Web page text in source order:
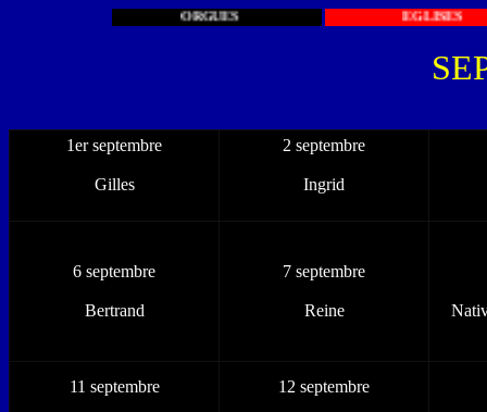
ORGUES
1er septembre
Gilles
2 septembre
Ingrid
6 septembre
Bertrand
7 septembre
Reine
11 septembre 12 septembre